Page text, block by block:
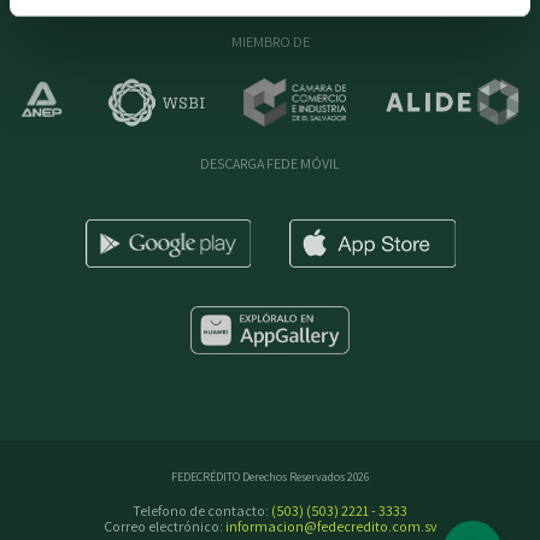
MIEMBRO DE
DESCARGA FEDE MÓVIL
FEDECRÉDITO Derechos Reservados 2026
Telefono de contacto: (503) (503) 2221 - 3333
Correo electrónico: informacion@fedecredito.com.sv